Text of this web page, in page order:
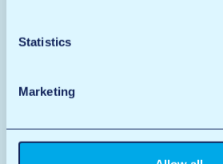
Statistics
Marketing